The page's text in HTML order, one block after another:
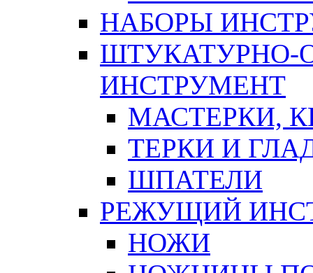
НАБОРЫ
ШТУКАТУРНО-
ИНСТРУМЕНТ
МАСТЕРКИ,
ТЕРКИ И
ШПАТЕЛИ
РЕЖУЩИЙ
НОЖИ